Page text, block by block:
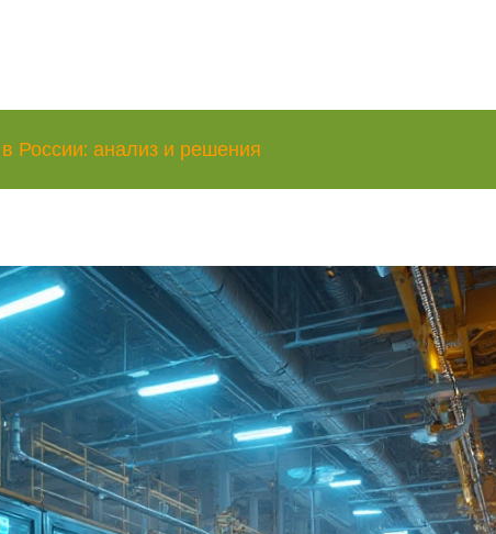
России: анализ и решения